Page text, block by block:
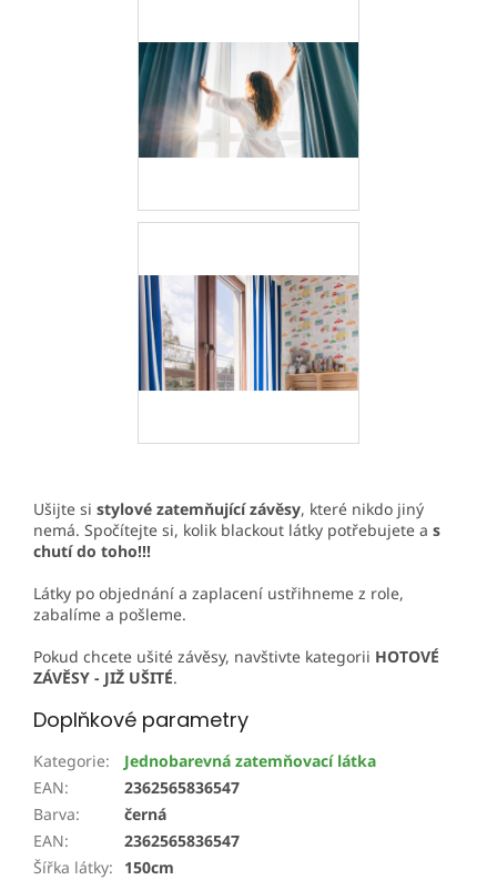
Ušijte si stylové zatemňující závěsy, které nikdo jiný
nemá. Spočítejte si, kolik blackout látky potřebujete a s
chutí do toho!!!
Látky po objednání a zaplacení ustřihneme z role,
zabalíme a pošleme.
Pokud chcete ušité závěsy, navštivte kategorii HOTOVÉ
ZÁVĚSY - JIŽ UŠITÉ.
Doplňkové parametry
Kategorie:
Jednobarevná zatemňovací látka
EAN:
2362565836547
Barva:
černá
EAN:
2362565836547
Šířka látky:
150cm